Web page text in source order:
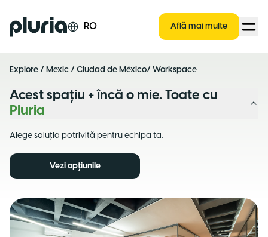
Logo Pluria RO Află mai multe
Explore / Mexic / Ciudad de México/ Workspace
Acest spațiu + încă o mie. Toate cu
Pluria
Alege soluția potrivită pentru echipa ta.
Vezi opțiunile